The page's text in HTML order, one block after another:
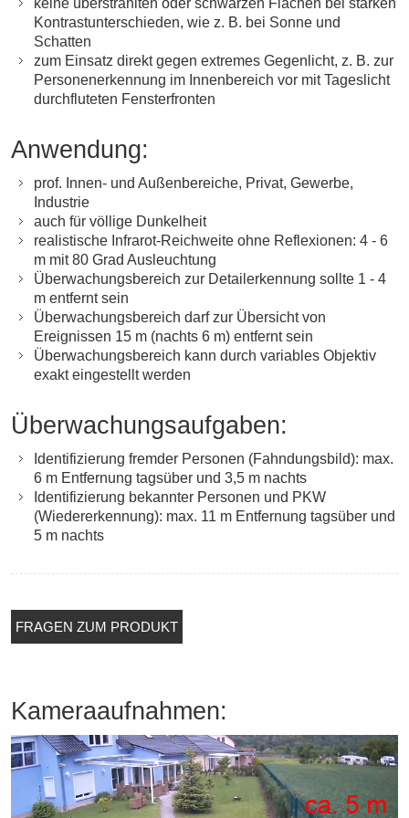
keine überstrahlten oder schwarzen Flächen bei starken
Kontrastunterschieden, wie z. B. bei Sonne und
Schatten
zum Einsatz direkt gegen extremes Gegenlicht, z. B. zur
Personenerkennung im Innenbereich vor mit Tageslicht
durchfluteten Fensterfronten
Anwendung:
prof. Innen- und Außenbereiche, Privat, Gewerbe,
Industrie
auch für völlige Dunkelheit
realistische Infrarot-Reichweite ohne Reflexionen: 4 - 6
m mit 80 Grad Ausleuchtung
Überwachungsbereich zur Detailerkennung sollte 1 - 4
m entfernt sein
Überwachungsbereich darf zur Übersicht von
Ereignissen 15 m (nachts 6 m) entfernt sein
Überwachungsbereich kann durch variables Objektiv
exakt eingestellt werden
Überwachungsaufgaben:
Identifizierung fremder Personen (Fahndungsbild): max.
6 m Entfernung tagsüber und 3,5 m nachts
Identifizierung bekannter Personen und PKW
(Wiedererkennung): max. 11 m Entfernung tagsüber und
5 m nachts
FRAGEN ZUM PRODUKT
Kameraaufnahmen: